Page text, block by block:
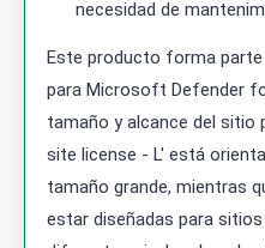
necesidad de
Este producto forma
para Microsoft Defender
tamaño y alcance del sitio
site license - L' está
tamaño grande, mientras
estar diseñadas para